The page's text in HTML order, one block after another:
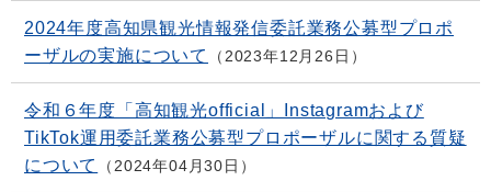
2024年度高知県観光情報発信委託業務公募型プロポ
ーザルの実施について
2023年12月26日
令和６年度「高知観光official」Instagramおよび
TikTok運用委託業務公募型プロポーザルに関する質疑
について
2024年04月30日